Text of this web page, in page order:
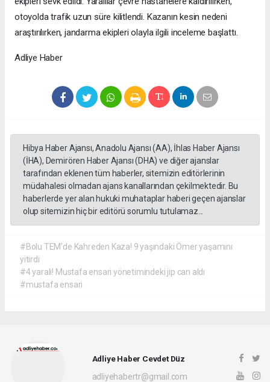
otoyolda trafik uzun süre kilitlendi. Kazanın kesin nedeni
araştırılırken, jandarma ekipleri olayla ilgili inceleme başlattı.
Adliye Haber
Hibya Haber Ajansı, Anadolu Ajansı (AA), İhlas Haber Ajansı
(İHA), Demirören Haber Ajansı (DHA) ve diğer ajanslar
tarafından eklenen tüm haberler, sitemizin editörlerinin
müdahalesi olmadan ajans kanallarından çekilmektedir. Bu
haberlerde yer alan hukuki muhataplar haberi geçen ajanslar
olup sitemizin hiç bir editörü sorumlu tutulamaz...
#Bolu TEM’de Kahreden Kaza! 9 yaşındaki Ömer yaşamını
yitirdi
#4 yaralı! Mustafa ensari yönetimindeki jip can aldı
#mustafa ensari
Adliye Haber Cevdet Düz
adliyehabertr@gmail.com